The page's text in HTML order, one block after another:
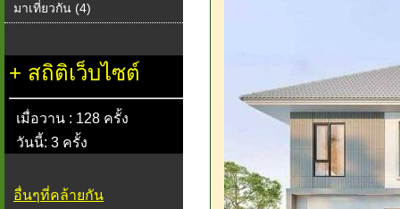
มาเที่ยวกัน (4)
+ สถิติเว็บไซต์
เมื่อวาน : 128 ครั้ง
วันนี้: 3 ครั้ง
อื่นๆที่คล้ายกัน